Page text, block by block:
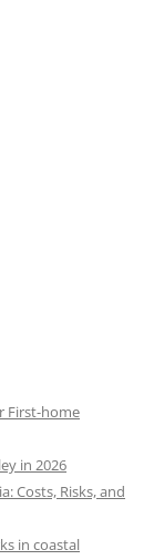
First-home
in 2026
Costs, Risks, and
in coastal